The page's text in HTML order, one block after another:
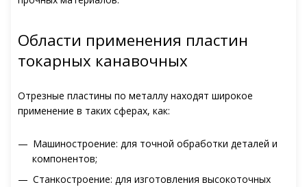
Области применения пластин
токарных канавочных
Отрезные пластины по металлу находят широкое
применение в таких сферах, как:
Машиностроение: для точной обработки деталей и
компонентов;
Станкостроение: для изготовления высокоточных